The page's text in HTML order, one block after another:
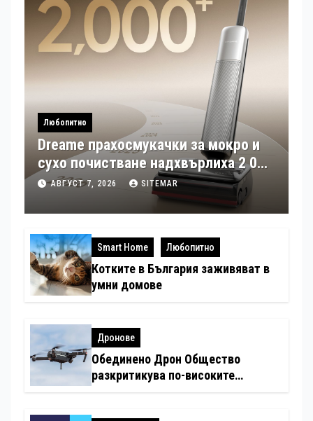
Любопитно
Dreame прахосмукачки за мокро и
сухо почистване надхвърлиха 2 000
патентни заявки в световен мащаб
АВГУСТ 7, 2026 SITEMAR
Smart Home Любопитно
Котките в България заживяват в
умни домове
Дронове
Обединено Дрон Общество
разкритикува по-високите